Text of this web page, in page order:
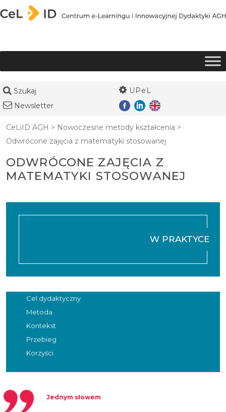
Przejdź do treści
Szukaj
UPeL
Newsletter
CeLiID AGH > Nowoczesne metody kształcenia >
Odwrócone zajęcia z matematyki stosowanej
ODWRÓCONE ZAJĘCIA Z
MATEMATYKI STOSOWANEJ
W PRAKTYCE
Cel dydaktyczny
Metoda
Kontekst
Przebieg
Korzyści
Jednym słowem